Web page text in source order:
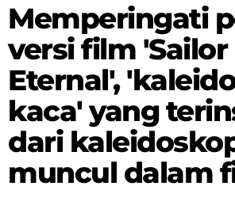
Memperingati
versi film 'Sailor
Eternal',
kaca' yang
dari
muncul dalam